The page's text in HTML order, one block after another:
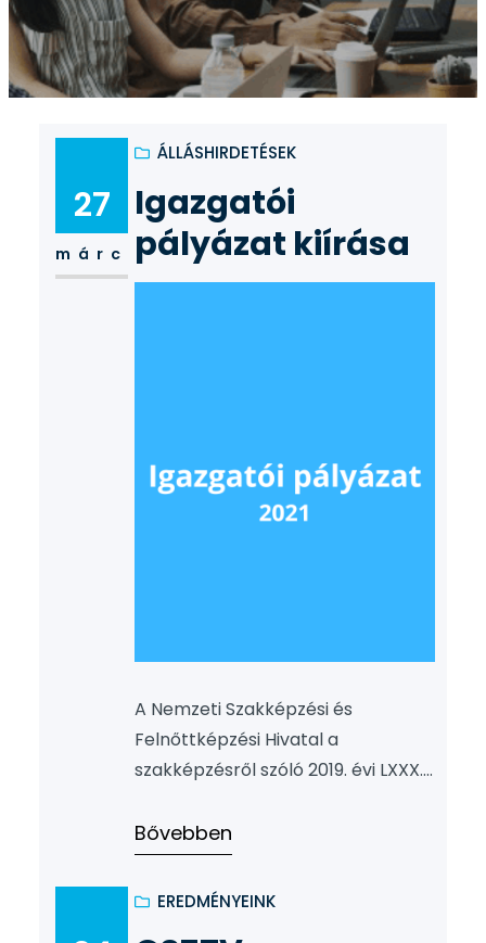
27
márc
ÁLLÁSHIRDETÉSEK
Igazgatói
pályázat kiírása
A Nemzeti Szakképzési és
Felnőttképzési Hivatal a
szakképzésről szóló 2019. évi LXXX.
alapján pályázatot hirdet
a Békéscsabai SZC Széchenyi
István Két Tanítási Nyelvű
Bővebben
EREDMÉNYEINK